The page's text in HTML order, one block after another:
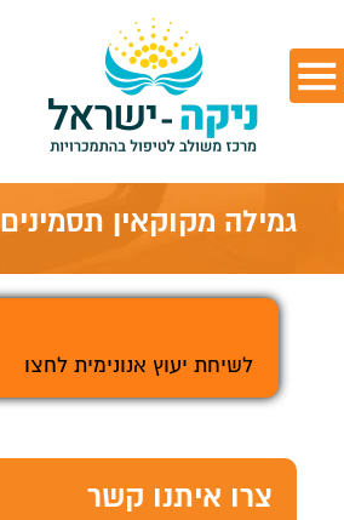
גמילה מקוקאין תסמינים
לשיחת יעוץ אנונימית לחצו
צרו איתנו קשר